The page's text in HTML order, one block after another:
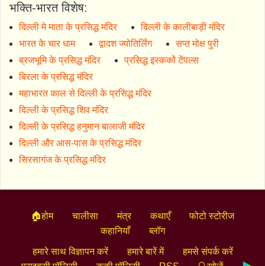
भक्ति-भारत विशेष:
दिल्ली मे माता के प्रसिद्ध मंदिर
दिल्ली के कालीबाड़ी मंदिर
भारत के चार धाम
द्वादश ज्योतिर्लिंग
सप्त मोक्ष पुरी
ब्रजभूमि के प्रसिद्ध मंदिर
प्रसिद्ध इस्ककों टेंपल्स
बिरला के प्रसिद्ध मंदिर
महाभारत काल से दिल्ली के प्रसिद्ध मंदिर
दिल्ली के प्रसिद्ध शिव मंदिर
दिल्ली के प्रसिद्ध हनुमान बालाजी मंदिर
दिल्ली और आस-पास के प्रसिद्ध मंदिर
सिरसागंज के प्रसिद्ध मंदिर
🏠होम चालीसा मंत्र कथाएँ
फोटो स्टोरीज
कहानियाँ
ब्लॉग
हमारे साथ विज्ञापन करें हमारे बारें में
हमसे संपर्क करें